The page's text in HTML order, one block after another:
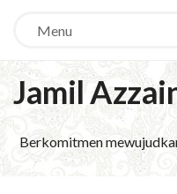
Menu
Jamil
Berkomitmen